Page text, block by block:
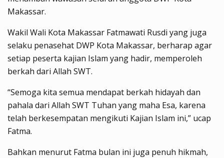
Makassar.
Wakil Wali Kota Makassar Fatmawati Rusdi yang juga
selaku penasehat DWP Kota Makassar, berharap agar
setiap peserta kajian Islam yang hadir, memperoleh
berkah dari Allah SWT.
“Semoga kita semua mendapat berkah hidayah dan
pahala dari Allah SWT Tuhan yang maha Esa, karena
telah berkesempatan mengikuti Kajian Islam ini,” ucap
Fatma.
Bahkan menurut Fatma bulan ini juga penuh hikmah,